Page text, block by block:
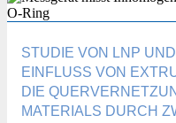
STUDIE VON LNP
EINFLUSS VON
DIE
MATERIALS DURCH